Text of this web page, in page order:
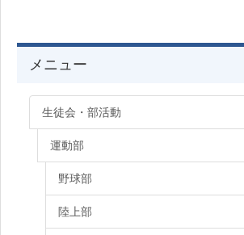
メニュー
生徒会・部活動
運動部
野球部
陸上部